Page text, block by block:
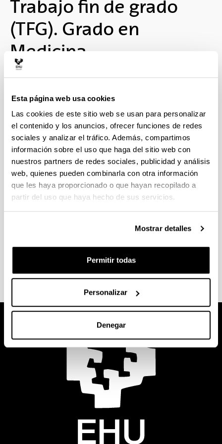
Esta página web usa cookies
Las cookies de este sitio web se usan para personalizar
el contenido y los anuncios, ofrecer funciones de redes
sociales y analizar el tráfico. Además, compartimos
información sobre el uso que haga del sitio web con
nuestros partners de redes sociales, publicidad y análisis
web, quienes pueden combinarla con otra información
que les haya proporcionado o que hayan recopilado a
partir del uso que haya hecho de sus servicios.
Mostrar detalles
Permitir todas
Personalizar
Denegar
Trabajo fin de grado
(TFG). Grado en
Medicina
Profesorado. TFG 2026-2027
Alumnado. TFG 2026-2027
biblioteca